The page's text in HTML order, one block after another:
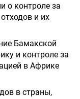
о контроле за
и их
Бамакской
и контроле за
в Африке
в страны,